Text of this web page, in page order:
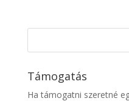
Támogatás
Ha támogatni szeretné